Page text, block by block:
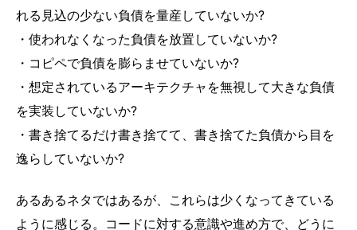
れる見込の少ない負債を量産していないか?
・使われなくなった負債を放置していないか?
・コピペで負債を膨らませていないか?
・想定されているアーキテクチャを無視して大きな負債
を実装していないか?
・書き捨てるだけ書き捨てて、書き捨てた負債から目を
逸らしていないか?
あるあるネタではあるが、これらは少くなってきている
ように感じる。コードに対する意識や進め方で、どうに